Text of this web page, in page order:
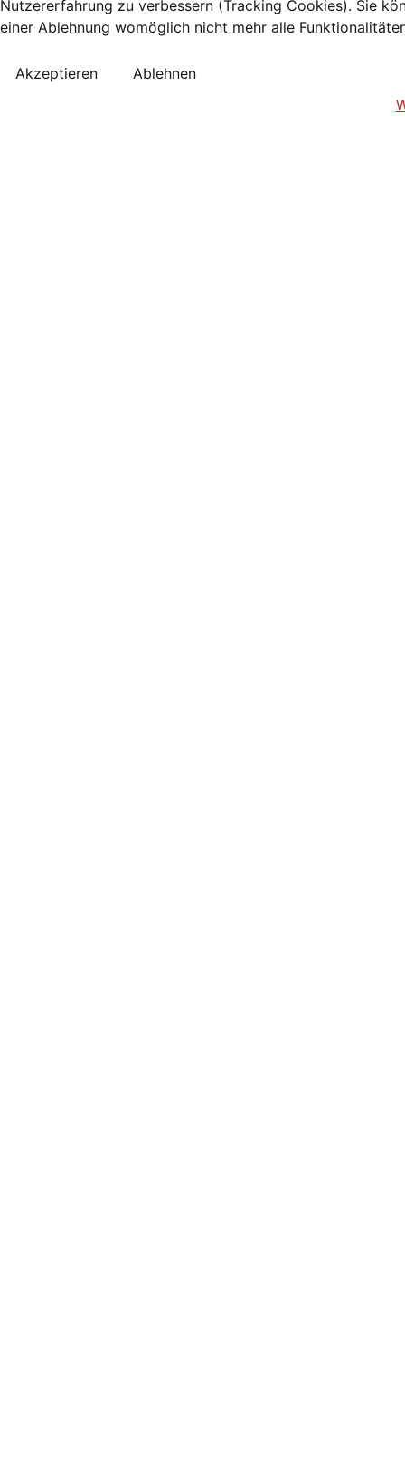
Nutzererfahrung zu verbessern (Tracking Cookies). Sie
einer Ablehnung womöglich nicht mehr alle
Akzeptieren
Ablehnen